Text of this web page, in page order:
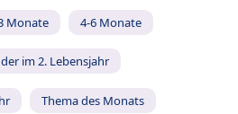
Monate 4-6 Monate
im 2. Lebensjahr
Thema des Monats